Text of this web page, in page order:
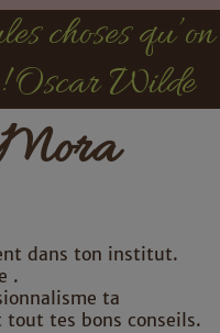
choses qu’on
Oscar Wilde
dans ton institut.
.
ta
tes bons conseils.